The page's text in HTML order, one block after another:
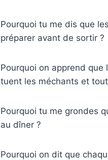
Pourquoi tu me dis que
préparer avant de sortir ?
Pourquoi on apprend
tuent les méchants et
Pourquoi tu me grondes
au dîner ?
Pourquoi on dit que